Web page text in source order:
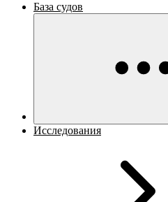
База судов
Исследования